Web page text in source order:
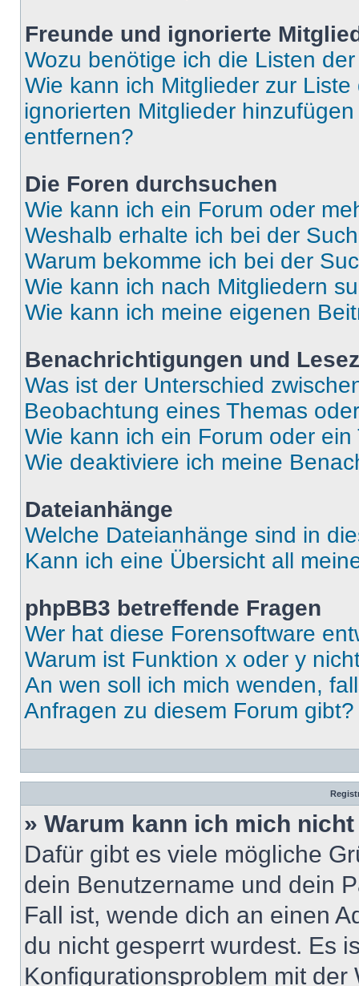
Freunde und ignorierte
Wozu benötige ich die Listen
Wie kann ich Mitglieder zur
ignorierten Mitglieder
entfernen?
Die Foren durchsuchen
Wie kann ich ein Forum oder
Weshalb erhalte ich bei der
Warum bekomme ich bei der
Wie kann ich nach Mitgliedern
Wie kann ich meine eigenen
Benachrichtigungen und
Was ist der Unterschied
Beobachtung eines Themas
Wie kann ich ein Forum oder
Wie deaktiviere ich meine
Dateianhänge
Welche Dateianhänge sind in
Kann ich eine Übersicht all
phpBB3 betreffende Fragen
Wer hat diese Forensoftware
Warum ist Funktion x oder y
An wen soll ich mich wenden,
Anfragen zu diesem Forum gibt?
» Warum kann ich mich
Dafür gibt es viele mögliche
dein Benutzername und dein
Fall ist, wende dich an einen
du nicht gesperrt wurdest. Es
Konfigurationsproblem mit